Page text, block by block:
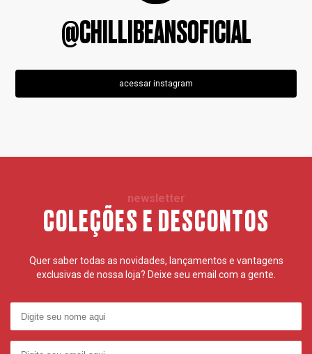
@CHILLIBEANSOFICIAL
acessar instagram
newsletter
COLEÇÕES E DESCONTOS
Quer saber todas as novidades, lançamentos e vantagens
exclusivas de nossa loja? Deixe seu email com a gente.